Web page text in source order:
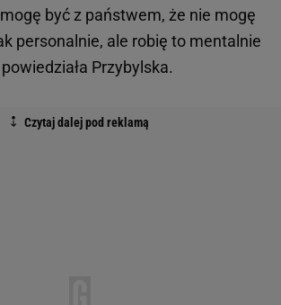
być z państwem, że nie mogę
personalnie, ale robię to mentalnie
Przybylska.